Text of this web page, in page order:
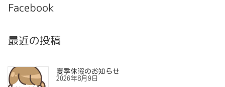
Facebook
最近の投稿
夏季休暇のお知らせ
2026年8月9日